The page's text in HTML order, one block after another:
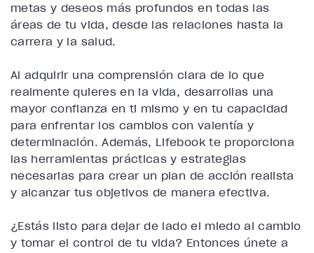
metas y deseos más profundos en todas las
áreas de tu vida, desde las relaciones hasta la
carrera y la salud.
Al adquirir una comprensión clara de lo que
realmente quieres en la vida, desarrollas una
mayor confianza en ti mismo y en tu capacidad
para enfrentar los cambios con valentía y
determinación. Además, Lifebook te proporciona
las herramientas prácticas y estrategias
necesarias para crear un plan de acción realista
y alcanzar tus objetivos de manera efectiva.
¿Estás listo para dejar de lado el miedo al cambio
y tomar el control de tu vida? Entonces únete a